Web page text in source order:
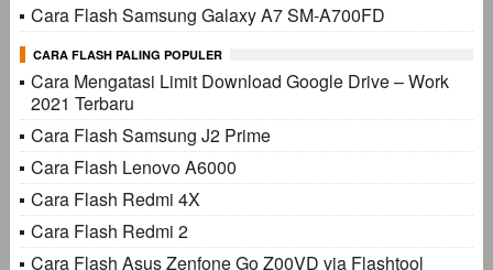
Cara Flash Samsung Galaxy A7 SM-A700FD
CARA FLASH PALING POPULER
Cara Mengatasi Limit Download Google Drive – Work
2021 Terbaru
Cara Flash Samsung J2 Prime
Cara Flash Lenovo A6000
Cara Flash Redmi 4X
Cara Flash Redmi 2
Cara Flash Asus Zenfone Go Z00VD via Flashtool